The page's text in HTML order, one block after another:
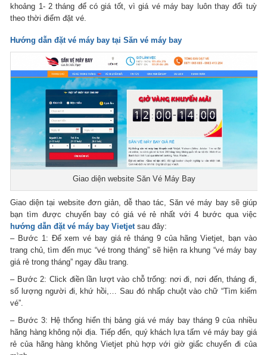
khoảng 1- 2 tháng để có giá tốt, vì giá vé máy bay luôn thay đổi tuỳ
theo thời điểm đặt vé.
Hướng dẫn đặt vé máy bay tại Săn vé máy bay
Giao diện website Săn Vé Máy Bay
Giao diện tại website đơn giản, dễ thao tác, Săn vé máy bay sẽ giúp
bạn tìm được chuyến bay có giá vé rẻ nhất với 4 bước qua việc
hướng dẫn đặt vé máy bay Vietjet sau đây:
– Bước 1: Để xem vé bay giá rẻ tháng 9 của hãng Vietjet, bạn vào
trang chủ, tìm đến mục “vé trong tháng” sẽ hiện ra khung “vé máy bay
giá rẻ trong tháng” ngay đầu trang.
– Bước 2: Click điền lần lượt vào chỗ trống: nơi đi, nơi đến, tháng đi,
số lượng người đi, khứ hồi,… Sau đó nhấp chuột vào chữ “Tìm kiếm
vé”.
– Bước 3: Hệ thống hiển thị bảng giá vé máy bay tháng 9 của nhiều
hãng hàng không nội địa. Tiếp đến, quý khách lựa tấm vé máy bay giá
rẻ của hãng hàng không Vietjet phù hợp với giờ giấc chuyến đi của